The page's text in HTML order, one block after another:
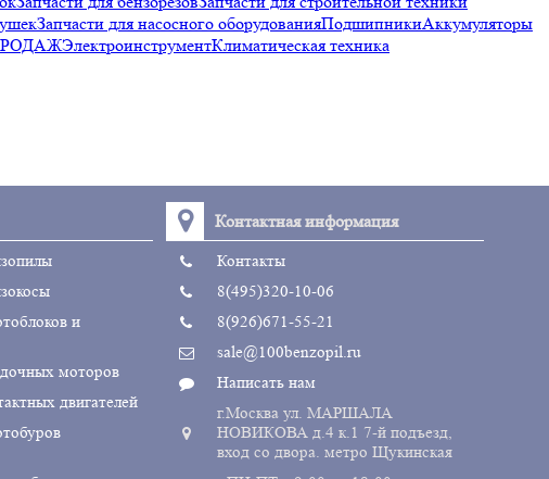
Запчасти для насосного оборудованияПодшипникиАккумуляторы
ЭлектроинструментКлиматическая техника
и
моторов
двигателей
Контактная информация
Контакты
8(495)320-10-06
8(926)671-55-21
sale@100benzopil.ru
Написать нам
г.Москва ул. МАРШАЛА
НОВИКОВА д.4 к.1 7-й подъезд,
вход со двора. метро Щукинская